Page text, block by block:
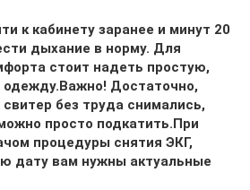
к кабинету заранее и минут 20
дыхание в норму. Для
стоит надеть простую,
Достаточно,
без труда снимались,
просто подкатить.При
процедуры снятия ЭКГ,
дату вам нужны актуальные